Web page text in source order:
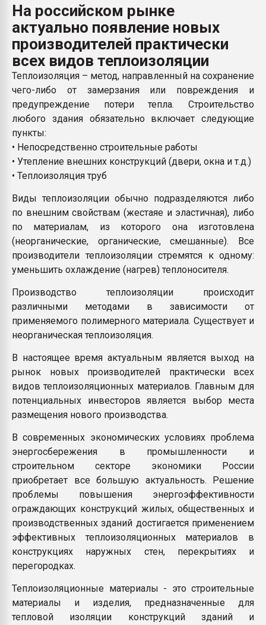
28.07.2026
ситуацией на
ПЕРЕЙТИ НА
На российском рынке
актуально появление новых
производителей практически
всех видов теплоизоляции
Теплоизоляция – метод, направленный на сохранение
чего-либо от замерзания или повреждения и
предупреждение потери тепла. Строительство
любого здания обязательно включает следующие
пункты:
• Непосредственно строительные работы
• Утепление внешних конструкций (двери, окна и т.д.)
• Теплоизоляция труб
Виды теплоизоляции обычно подразделяются либо
по внешним свойствам (жестаяе и эластичная), либо
по материалам, из которого она изготовлена
(неорганические, органические, смешанные). Все
производители теплоизоляции стремятся к одному:
уменьшить охлаждение (нагрев) теплоносителя.
Производство теплоизоляции происходит
различными методами в зависимости от
применяемого полимерного материала. Существует и
неорганическая теплоизоляция.
В настоящее время актуальным является выход на
рынок новых производителей практически всех
видов теплоизоляционных материалов. Главным для
потенциальных инвесторов является выбор места
размещения нового производства.
В современных экономических условиях проблема
энергосбережения в промышленности и
строительном секторе экономики России
приобретает все большую актуальность. Решение
проблемы повышения энергоэффективности
ограждающих конструкций жилых, общественных и
производственных зданий достигается применением
эффективных теплоизоляционных материалов в
конструкциях наружных стен, перекрытиях и
перегородках.
Теплоизоляционные материалы - это строительные
материалы и изделия, предназначенные для
тепловой изоляции конструкций зданий и